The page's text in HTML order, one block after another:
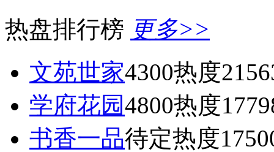
热盘排行榜 更多>>
文苑世家4300热度
学府花园4800热度
书香一品待定热度